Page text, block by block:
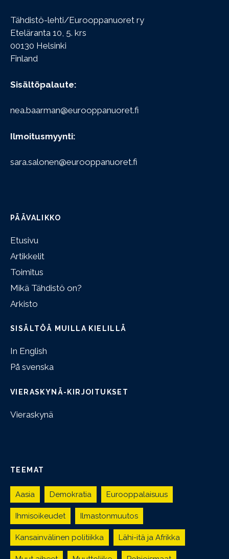
Tähdistö-lehti/Eurooppanuoret ry
Eteläranta 10, 5. krs
00130 Helsinki
Finland
Sisältöpalaute:
nea.baarman@eurooppanuoret.fi
Ilmoitusmyynti:
sara.salonen@eurooppanuoret.fi
PÄÄVALIKKO
Etusivu
Artikkelit
Toimitus
Mikä Tähdistö on?
Arkisto
SISÄLTÖÄ MUILLA KIELILLÄ
In English
På svenska
VIERASKYNÄ-KIRJOITUKSET
Vieraskynä
TEEMAT
Aasia Demokratia Eurooppalaisuus
Ihmisoikeudet Ilmastonmuutos
Kansainvälinen politiikka Lähi-itä ja Afrikka